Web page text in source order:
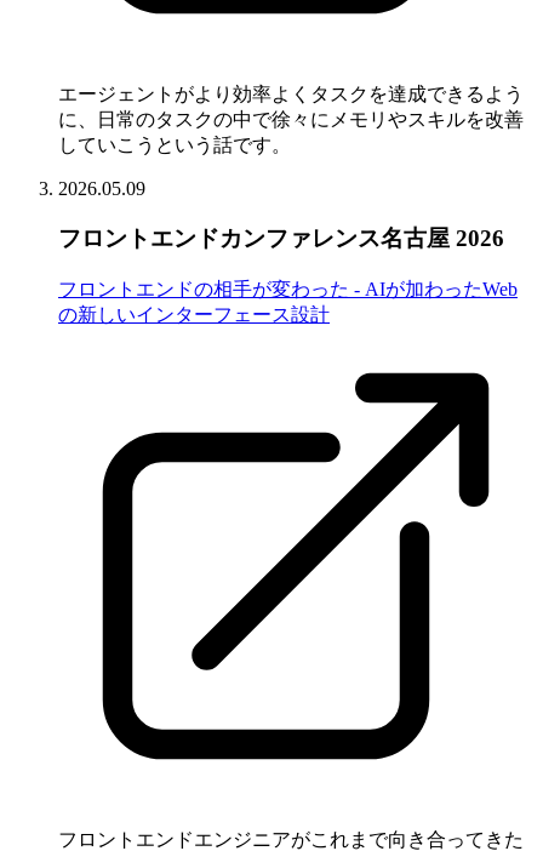
エージェントがより効率よくタスクを達成できるよう
に、日常のタスクの中で徐々にメモリやスキルを改善
していこうという話です。
2026.05.09
フロントエンドカンファレンス名古屋 2026
フロントエンドの相手が変わった - AIが加わったWeb
の新しいインターフェース設計
フロントエンドエンジニアがこれまで向き合ってきた